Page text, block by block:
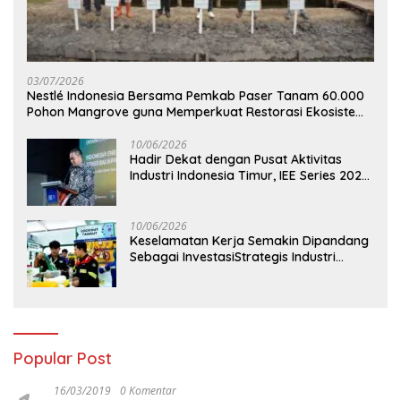
03/07/2026
Nestlé Indonesia Bersama Pemkab Paser Tanam 60.000
Pohon Mangrove guna Memperkuat Restorasi Ekosistem
10/06/2026
Hadir Dekat dengan Pusat Aktivitas
Industri Indonesia Timur, IEE Series 2026
10/06/2026
Keselamatan Kerja Semakin Dipandang
Sebagai InvestasiStrategis Industri
Popular Post
16/03/2019 0 Komentar